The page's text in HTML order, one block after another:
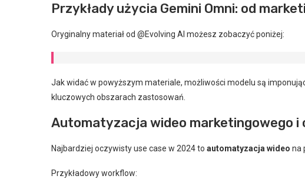
Przykłady użycia Gemini Omni: od
Oryginalny materiał od @Evolving AI możesz zobaczyć poniżej:
Jak widać w powyższym materiale, możliwości modelu są
kluczowych obszarach zastosowań.
Automatyzacja wideo marketingowego i
Najbardziej oczywisty use case w 2024 to automatyzacja wideo na
Przykładowy workflow: